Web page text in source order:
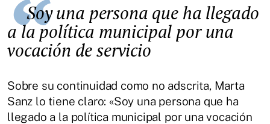
Soy una persona que ha llegado
a la política municipal por una
vocación de servicio
Sobre su continuidad como no adscrita, Marta
Sanz lo tiene claro: «Soy una persona que ha
llegado a la política municipal por una vocación